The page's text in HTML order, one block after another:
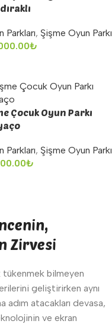
Parkları, Şişme Oyun Parkı
₺
Çocuk Oyun Parkı
Parkları, Şişme Oyun Parkı
₺
Zirvesi
tükenmek bilmeyen
geliştirirken aynı
adım atacakları devasa,
ve ekran